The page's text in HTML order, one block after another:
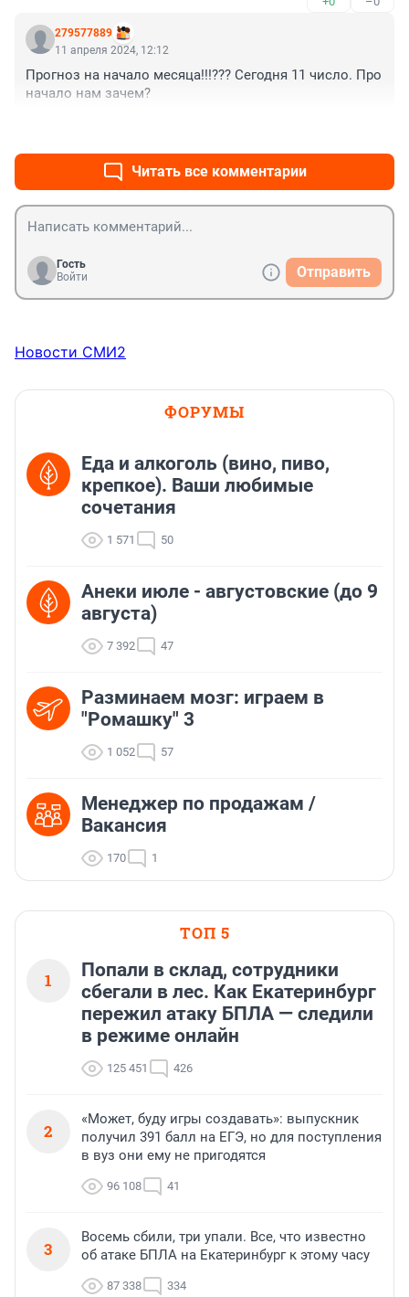
279577889
11 апреля 2024, 12:12
Прогноз на начало месяца!!!??? Сегодня 11 число. Про
начало нам зачем?
Читать все комментарии
Гость
Войти
Отправить
Новости СМИ2
ФОРУМЫ
Еда и алкоголь (вино, пиво,
крепкое). Ваши любимые
сочетания
1 571 50
Анеки июле - августовские (до 9
августа)
7 392 47
Разминаем мозг: играем в
"Ромашку" 3
1 052 57
Менеджер по продажам /
Вакансия
170 1
ТОП 5
1
Попали в склад, сотрудники
сбегали в лес. Как Екатеринбург
пережил атаку БПЛА — следили
в режиме онлайн
125 451 426
2
«Может, буду игры создавать»: выпускник
получил 391 балл на ЕГЭ, но для поступления
в вуз они ему не пригодятся
96 108 41
3
Восемь сбили, три упали. Все, что известно
об атаке БПЛА на Екатеринбург к этому часу
87 338 334